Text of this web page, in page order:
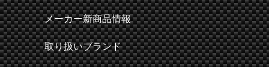
メーカー新商品情報
取り扱いブランド